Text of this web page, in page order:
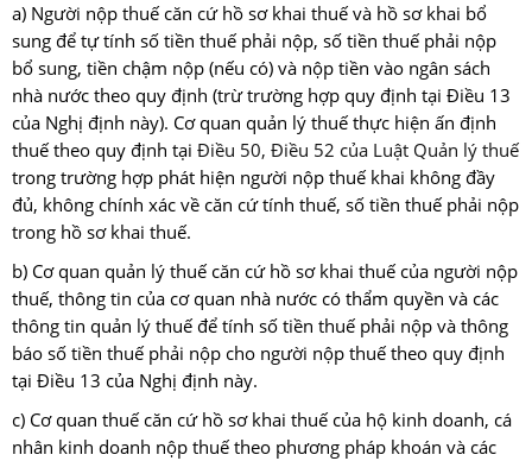
a) Người nộp thuế căn cứ hồ sơ khai thuế và hồ sơ khai bổ
sung để tự tính số tiền thuế phải nộp, số tiền thuế phải nộp
bổ sung, tiền chậm nộp (nếu có) và nộp tiền vào ngân sách
nhà nước theo quy định (trừ trường hợp quy định tại Điều 13
của Nghị định này). Cơ quan quản lý thuế thực hiện ấn định
thuế theo quy định tại Điều 50, Điều 52 của Luật Quản lý thuế
trong trường hợp phát hiện người nộp thuế khai không đầy
đủ, không chính xác về căn cứ tính thuế, số tiền thuế phải nộp
trong hồ sơ khai thuế.
b) Cơ quan quản lý thuế căn cứ hồ sơ khai thuế của người nộp
thuế, thông tin của cơ quan nhà nước có thẩm quyền và các
thông tin quản lý thuế để tính số tiền thuế phải nộp và thông
báo số tiền thuế phải nộp cho người nộp thuế theo quy định
tại Điều 13 của Nghị định này.
c) Cơ quan thuế căn cứ hồ sơ khai thuế của hộ kinh doanh, cá
nhân kinh doanh nộp thuế theo phương pháp khoán và các